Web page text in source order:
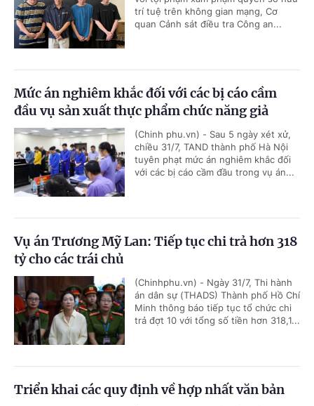
trí tuệ trên không gian mạng, Cơ
quan Cảnh sát điều tra Công an...
Mức án nghiêm khắc đối với các bị cáo cầm
đầu vụ sản xuất thực phẩm chức năng giả
(Chinh phu.vn) - Sau 5 ngày xét xử,
chiều 31/7, TAND thành phố Hà Nội
tuyên phạt mức án nghiêm khắc đối
với các bị cáo cầm đầu trong vụ án...
Vụ án Trương Mỹ Lan: Tiếp tục chi trả hơn 318
tỷ cho các trái chủ
(Chinhphu.vn) - Ngày 31/7, Thi hành
án dân sự (THADS) Thành phố Hồ Chí
Minh thông báo tiếp tục tổ chức chi
trả đợt 10 với tổng số tiền hơn 318,1...
Triển khai các quy định về hợp nhất văn bản